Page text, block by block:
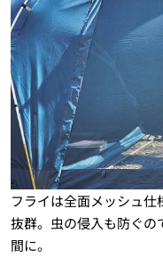
フライは全面メッシュ
抜群。虫の侵入も防ぐの
間に。